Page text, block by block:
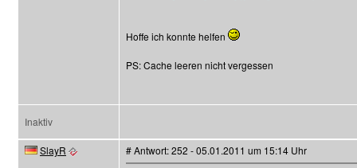
Hoffe ich konnte helfen
PS: Cache leeren nicht vergessen
Inaktiv
SlayR
# Antwort: 252 - 05.01.2011 um 15:14 Uhr